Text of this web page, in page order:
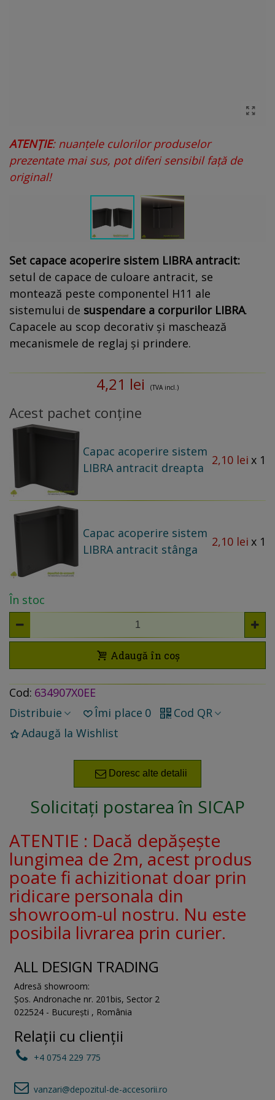
ATENȚIE: nuanțele culorilor produselor
prezentate mai sus, pot diferi sensibil față de
original!
Set capace acoperire sistem LIBRA antracit:
setul de capace de culoare antracit, se
montează peste componentel H11 ale
sistemului de suspendare a corpurilor LIBRA.
Capacele au scop decorativ și maschează
mecanismele de reglaj și prindere.
4,21 lei (TVA incl.)
Acest pachet conține
Capac acoperire sistem
LIBRA antracit dreapta
2,10 lei x 1
Capac acoperire sistem
LIBRA antracit stânga
2,10 lei x 1
În stoc
Adaugă în coș
Cod: 634907X0EE
Distribuie
Îmi place 0
Cod QR
Adaugă la Wishlist
Doresc alte detalii
Solicitați postarea în SICAP
ATENTIE : Dacă depășește
lungimea de 2m, acest produs
poate fi achizitionat doar prin
ridicare personala din
showroom-ul nostru. Nu este
posibila livrarea prin curier.
ALL DESIGN TRADING
Adresă showroom:
Șos. Andronache nr. 201bis, Sector 2
022524 - București , România
Relații cu clienții
+4 0754 229 775
vanzari@depozitul-de-accesorii.ro